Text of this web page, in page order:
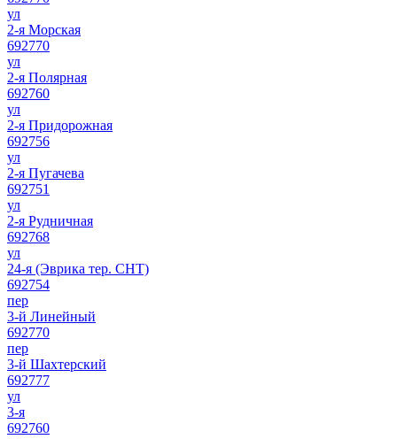
ул
2-я Морская
692770
ул
2-я Полярная
692760
ул
2-я Придорожная
692756
ул
2-я Пугачева
692751
ул
2-я Рудничная
692768
ул
24-я (Эврика тер. СНТ)
692754
пер
3-й Линейный
692770
пер
3-й Шахтерский
692777
ул
3-я
692760